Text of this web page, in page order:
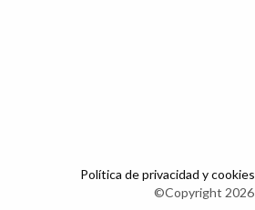
Política de privacidad y cookies
©Copyright 2026